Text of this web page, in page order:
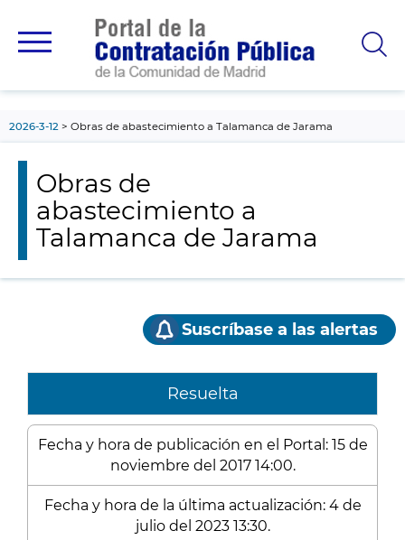
principal
2026-3-12 Obras de abastecimiento a Talamanca de Jarama
Obras de
abastecimiento a
Talamanca de Jarama
Suscríbase a las alertas
Resuelta
Fecha y hora de publicación en el Portal: 15 de
noviembre del 2017 14:00.
Fecha y hora de la última actualización: 4 de
julio del 2023 13:30.